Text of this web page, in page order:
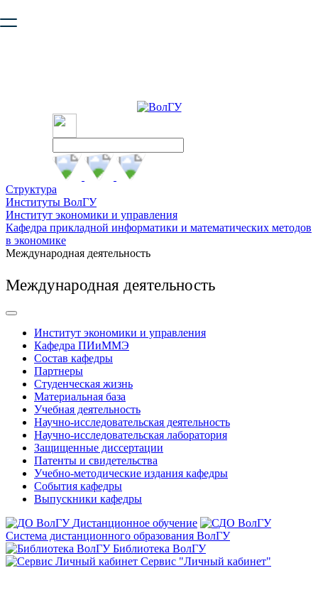
безопасную работу с сайтом. Пожалуйста
Структура
Институты ВолГУ
Институт экономики и управления
Кафедра прикладной информатики и математических методов
в экономике
Международная деятельность
Международная деятельность
Институт экономики и управления
Кафедра ПИиММЭ
Состав кафедры
Партнеры
Студенческая жизнь
Материальная база
Учебная деятельность
Научно-исследовательская деятельность
Научно-исследовательская лаборатория
Защищенные диссертации
Патенты и свидетельства
Учебно-методические издания кафедры
События кафедры
Выпускники кафедры
Дистанционное обучение
Система дистанционного образования ВолГУ
Библиотека ВолГУ
Сервис "Личный кабинет"